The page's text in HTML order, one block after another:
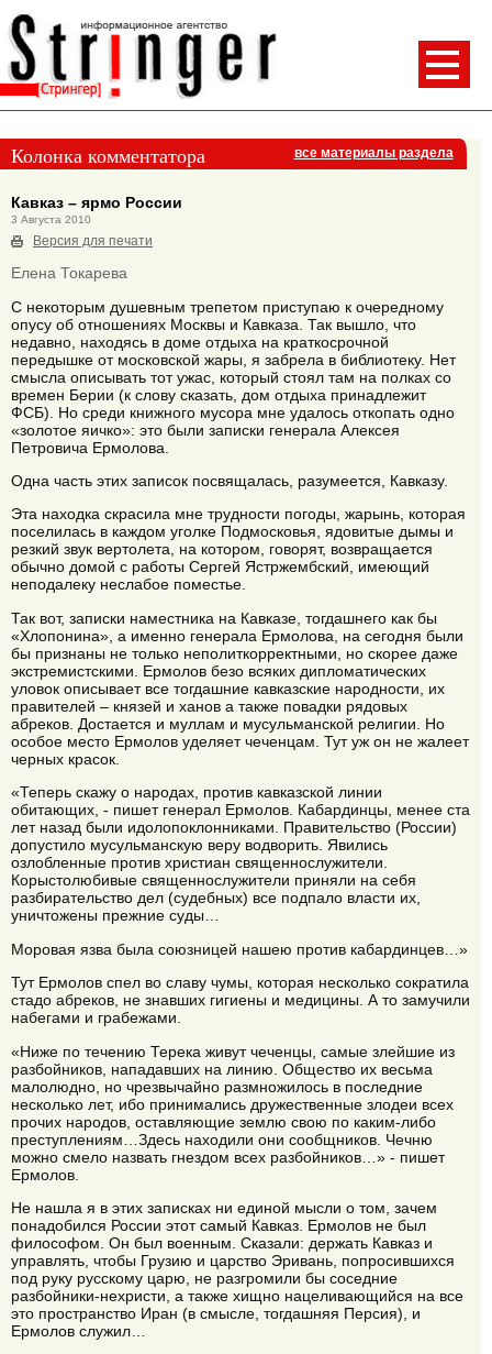
Колонка комментатора все материалы раздела
Кавказ – ярмо России
3 Августа 2010
Версия для печати
Елена Токарева
С некоторым душевным трепетом приступаю к очередному
опусу об отношениях Москвы и Кавказа. Так вышло, что
недавно, находясь в доме отдыха на краткосрочной
передышке от московской жары, я забрела в библиотеку. Нет
смысла описывать тот ужас, который стоял там на полках со
времен Берии (к слову сказать, дом отдыха принадлежит
ФСБ). Но среди книжного мусора мне удалось откопать одно
«золотое яичко»: это были записки генерала Алексея
Петровича Ермолова.
Одна часть этих записок посвящалась, разумеется, Кавказу.
Эта находка скрасила мне трудности погоды, жарынь, которая
поселилась в каждом уголке Подмосковья, ядовитые дымы и
резкий звук вертолета, на котором, говорят, возвращается
обычно домой с работы Сергей Ястржембский, имеющий
неподалеку неслабое поместье.
Так вот, записки наместника на Кавказе, тогдашнего как бы
«Хлопонина», а именно генерала Ермолова, на сегодня были
бы признаны не только неполиткорректными, но скорее даже
экстремистскими. Ермолов безо всяких дипломатических
уловок описывает все тогдашние кавказские народности, их
правителей – князей и ханов а также повадки рядовых
абреков. Достается и муллам и мусульманской религии. Но
особое место Ермолов уделяет чеченцам. Тут уж он не жалеет
черных красок.
«Теперь скажу о народах, против кавказской линии
обитающих, - пишет генерал Ермолов. Кабардинцы, менее ста
лет назад были идолопоклонниками. Правительство (России)
допустило мусульманскую веру водворить. Явились
озлобленные против христиан священнослужители.
Корыстолюбивые священнослужители приняли на себя
разбирательство дел (судебных) все подпало власти их,
уничтожены прежние суды…
Моровая язва была союзницей нашею против кабардинцев…»
Тут Ермолов спел во славу чумы, которая несколько сократила
стадо абреков, не знавших гигиены и медицины. А то замучили
набегами и грабежами.
«Ниже по течению Терека живут чеченцы, самые злейшие из
разбойников, нападавших на линию. Общество их весьма
малолюдно, но чрезвычайно размножилось в последние
несколько лет, ибо принимались дружественные злодеи всех
прочих народов, оставляющие землю свою по каким-либо
преступлениям…Здесь находили они сообщников. Чечню
можно смело назвать гнездом всех разбойников…» - пишет
Ермолов.
Не нашла я в этих записках ни единой мысли о том, зачем
понадобился России этот самый Кавказ. Ермолов не был
философом. Он был военным. Сказали: держать Кавказ и
управлять, чтобы Грузию и царство Эривань, попросившихся
под руку русскому царю, не разгромили бы соседние
разбойники-нехристи, а также хищно нацеливающийся на все
это пространство Иран (в смысле, тогдашняя Персия), и
Ермолов служил…